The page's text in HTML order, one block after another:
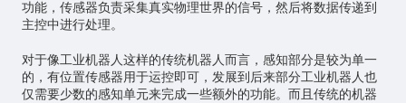
功能，传感器负责采集真实物理世界的信号，然后将数据传递到
主控中进行处理。
对于像工业机器人这样的传统机器人而言，感知部分是较为单一
的，有位置传感器用于运控即可，发展到后来部分工业机器人也
仅需要少数的感知单元来完成一些额外的功能。而且传统的机器